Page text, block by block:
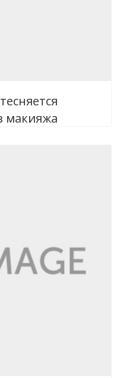
макияжа